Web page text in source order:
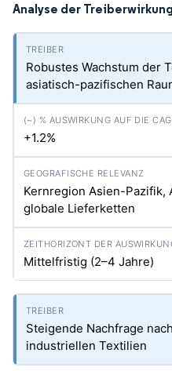
Analyse der Treiberwirkung
Robustes Wachstum der
asiatisch-pazifischen
+1.2%
Kernregion Asien-Pazifik,
globale Lieferketten
Mittelfristig (2–4 Jahre)
Steigende Nachfrage
industriellen Textilien